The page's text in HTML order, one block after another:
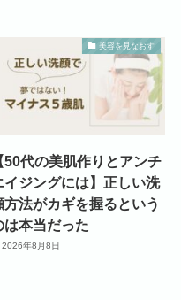
美容を見なおす
50代の美肌作りとアンチ
イジングには】正しい洗
方法がカギを握るという
は本当だった
2026年8月8日